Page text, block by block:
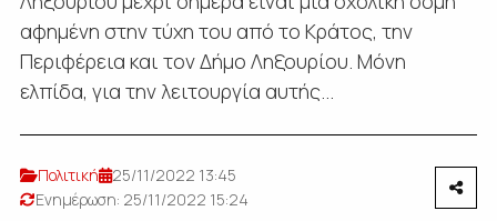
αφημένη στην τύχη του από το Κράτος, την
Περιφέρεια και τον Δήμο Ληξουρίου. Μόνη
ελπίδα, για την λειτουργία αυτής...
Πολιτική
25/11/2022 13:45
Ενημέρωση: 25/11/2022 15:24